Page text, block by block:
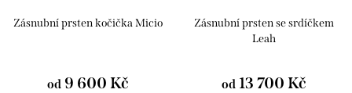
ů
tZásnubní prsten kočička Micio
od 9 600 Kč
Zásnubní prsten se srdíčkem
Leah
od 13 700 Kč